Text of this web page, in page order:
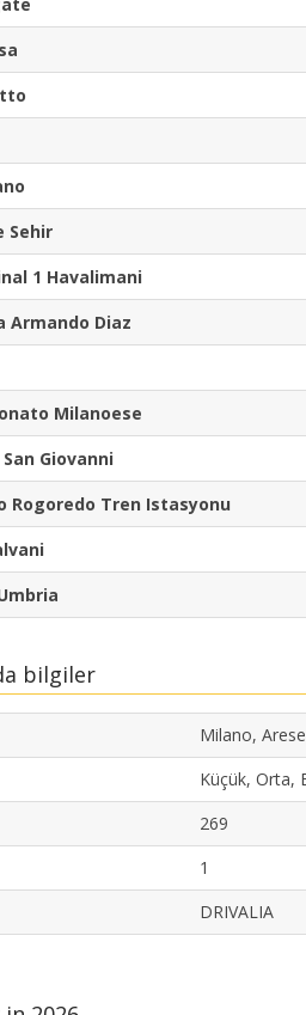
Sehir
1 Havalimani
Armando Diaz
Milanoese
Giovanni
Rogoredo Tren Istasyonu
bilgiler
Milano, Arese
Küçük, Orta,
269
1
DRIVALIA